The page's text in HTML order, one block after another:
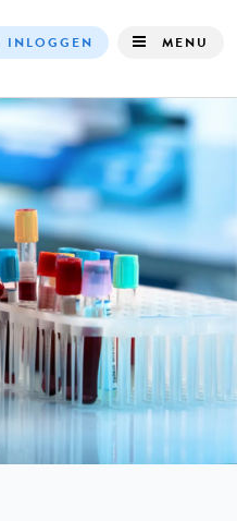
navigation
INLOGGEN MENU